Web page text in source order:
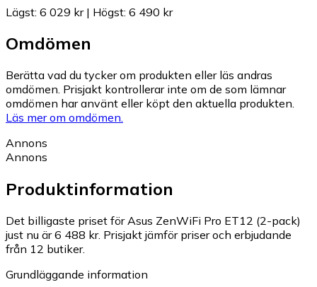
Lägst: 6 029 kr| Högst: 6 490 kr
Omdömen
Berätta vad du tycker om produkten eller läs andras
omdömen. Prisjakt kontrollerar inte om de som lämnar
omdömen har använt eller köpt den aktuella produkten.
Läs mer om omdömen.
Annons
Annons
Produktinformation
Det billigaste priset för Asus ZenWiFi Pro ET12 (2-pack)
just nu är 6 488 kr. Prisjakt jämför priser och erbjudande
från 12 butiker.
Grundläggande information